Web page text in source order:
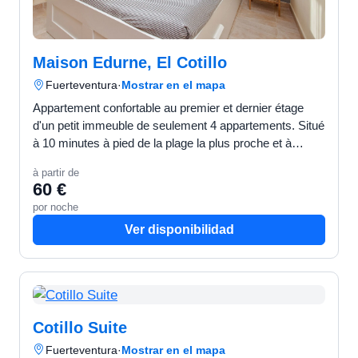
Maison Edurne, El Cotillo
Fuerteventura·Mostrar en el mapa
Appartement confortable au premier et dernier étage
d'un petit immeuble de seulement 4 appartements. Situé
à 10 minutes à pied de la plage la plus proche et à
supermarchés…
à partir de
60 €
por noche
Ver disponibilidad
Cotillo Suite
Fuerteventura·Mostrar en el mapa